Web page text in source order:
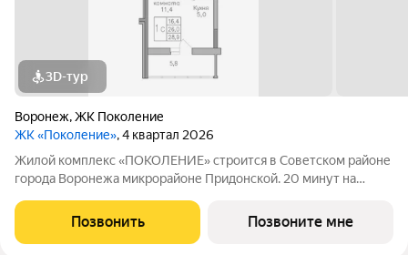
3D-тур
Воронеж,ЖК Поколение
ЖК «Поколение», 4 квартал 2026
Жилой комплекс «ПОКОЛЕНИЕ» строится в Советском районе
города Воронежа микрорайоне Придонской. 20 минут на
доступности. Активное благоустройство: спортивные
тренажеры, комфортные детские
Позвонить Позвоните мне